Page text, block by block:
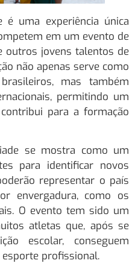
é uma experiência única
em um evento de
outros jovens talentos de
não apenas serve como
mas também
permitindo um
para a formação
se mostra como um
para identificar novos
representar o país
envergadura, como os
O evento tem sido um
atletas que, após se
escolar, conseguem
profissional.